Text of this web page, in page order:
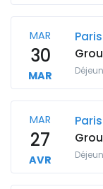
MAR
30
MAR
MAR
27
AVR